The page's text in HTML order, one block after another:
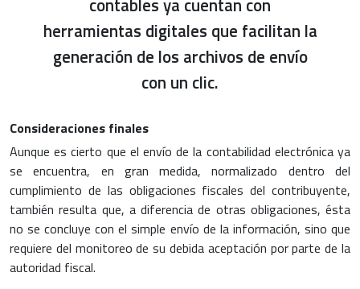
contables ya cuentan con
herramientas digitales que facilitan la
generación de los archivos de envío
con un clic.
Consideraciones finales
Aunque es cierto que el envío de la contabilidad electrónica ya
se encuentra, en gran medida, normalizado dentro del
cumplimiento de las obligaciones fiscales del contribuyente,
también resulta que, a diferencia de otras obligaciones, ésta
no se concluye con el simple envío de la información, sino que
requiere del monitoreo de su debida aceptación por parte de la
autoridad fiscal.